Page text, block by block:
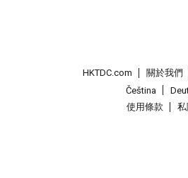
HKTDC.com 關於我們
Čeština
使用條款
私